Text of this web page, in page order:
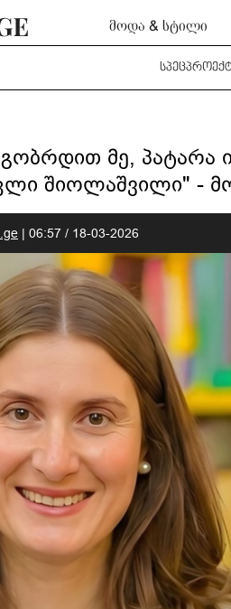
მოდა & სტილი
მე,
შიოლაშვილი" -
| 06:57 / 18-03-2026